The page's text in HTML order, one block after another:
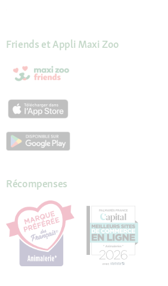
Friends et Appli Maxi Zoo
Récompenses